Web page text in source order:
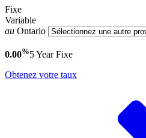
Fixe
Variable
au Ontario
0.00%5 YearFixe
Obtenez votre taux